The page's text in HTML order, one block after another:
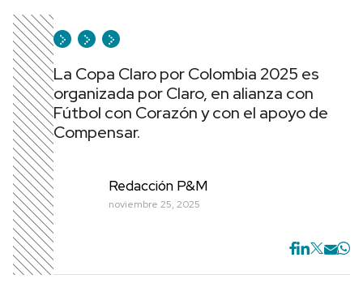
La Copa Claro por Colombia 2025 es
organizada por Claro, en alianza con
Fútbol con Corazón y con el apoyo de
Compensar.
Redacción P&M
noviembre 25, 2025